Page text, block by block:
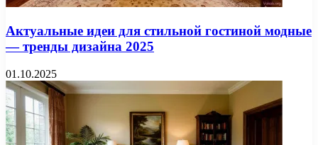
Актуальные идеи для стильной гостиной модные
— тренды дизайна 2025
01.10.2025